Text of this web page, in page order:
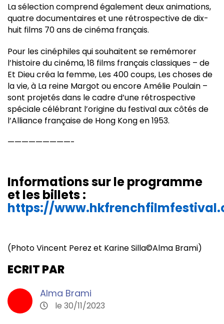
La sélection comprend également deux animations,
quatre documentaires et une rétrospective de dix-
huit films 70 ans de cinéma français.
Pour les cinéphiles qui souhaitent se remémorer
l’histoire du cinéma, 18 films français classiques – de
Et Dieu créa la femme, Les 400 coups, Les choses de
la vie, à La reine Margot ou encore Amélie Poulain –
sont projetés dans le cadre d’une rétrospective
spéciale célébrant l’origine du festival aux côtés de
l’Alliance française de Hong Kong en 1953.
—————————-
Informations sur le programme
et les billets :
https://
(Photo Vincent Perez et Karine Silla©Alma Brami)
ECRIT PAR
Alma Brami
le 30/11/2023